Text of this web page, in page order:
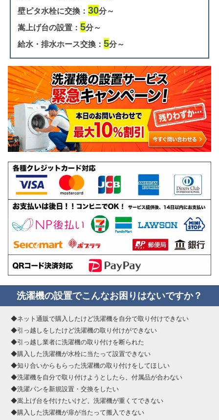
壁ピタ水栓に交換： 30分～
嵩上げ台の設置： 5分～
給水・排水ホース交換： 5分～
洗濯機の設置でこんなお困りはないですか？
◆ネット通販で購入したけど洗濯機を自分で取り付けできない
◆引っ越しをしたけど洗濯機の取り付けができない
◆引っ越し業者に洗濯機の取り付けを断られた
◆購入した洗濯機が水栓に当たって設置できない
◆知り合いからもらった洗濯機の取り付けをしてほしい
◆洗濯機を自分で取り付けようとしたら、付属品が合わない
◆洗濯パンを新規設置・交換をしたい
◆嵩上げ台を付けたいけど、洗濯機が重くてできない
◆購入した洗濯機が扉が当たって搬入できない